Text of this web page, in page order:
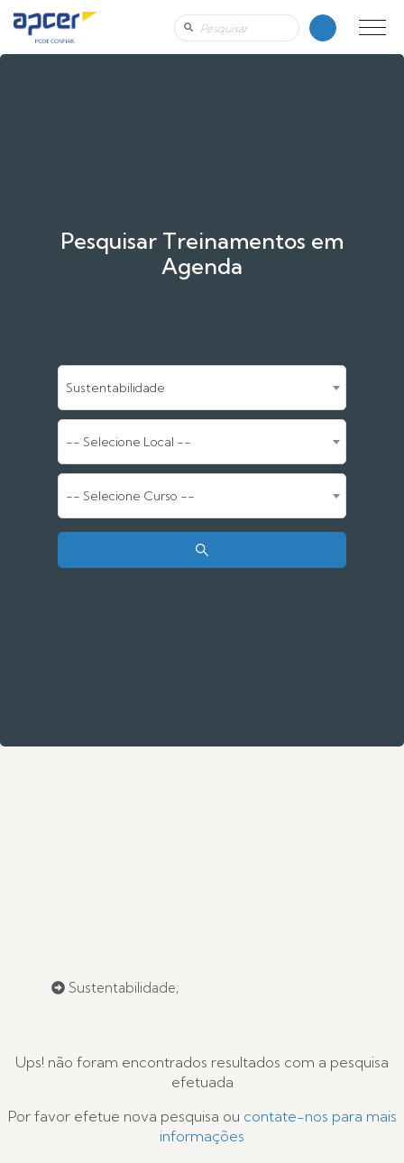
Pesquisar Treinamentos em
Agenda
Sustentabilidade
-- Selecione Local --
-- Selecione Curso --
Sustentabilidade;
Ups! não foram encontrados resultados com a pesquisa
efetuada
Por favor efetue nova pesquisa ou contate-nos para mais
informações